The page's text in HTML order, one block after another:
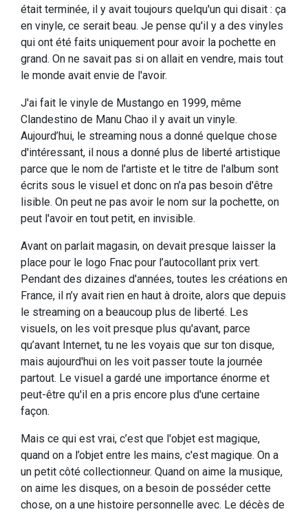
était terminée, il y avait toujours quelqu'un qui disait : ça
en vinyle, ce serait beau. Je pense qu'il y a des vinyles
qui ont été faits uniquement pour avoir la pochette en
grand. On ne savait pas si on allait en vendre, mais tout
le monde avait envie de l'avoir.
J'ai fait le vinyle de Mustango en 1999, même
Clandestino de Manu Chao il y avait un vinyle.
Aujourd’hui, le streaming nous a donné quelque chose
d'intéressant, il nous a donné plus de liberté artistique
parce que le nom de l'artiste et le titre de l'album sont
écrits sous le visuel et donc on n’a pas besoin d'être
lisible. On peut ne pas avoir le nom sur la pochette, on
peut l'avoir en tout petit, en invisible.
Avant on parlait magasin, on devait presque laisser la
place pour le logo Fnac pour l’autocollant prix vert.
Pendant des dizaines d'années, toutes les créations en
France, il n’y avait rien en haut à droite, alors que depuis
le streaming on a beaucoup plus de liberté. Les
visuels, on les voit presque plus qu'avant, parce
qu’avant Internet, tu ne les voyais que sur ton disque,
mais aujourd'hui on les voit passer toute la journée
partout. Le visuel a gardé une importance énorme et
peut-être qu'il en a pris encore plus d'une certaine
façon.
Mais ce qui est vrai, c’est que l'objet est magique,
quand on a l’objet entre les mains, c'est magique. On a
un petit côté collectionneur. Quand on aime la musique,
on aime les disques, on a besoin de posséder cette
chose, on a une histoire personnelle avec. Le décès de